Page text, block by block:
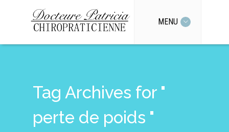
MENU
Tag Archives for "
perte de poids "